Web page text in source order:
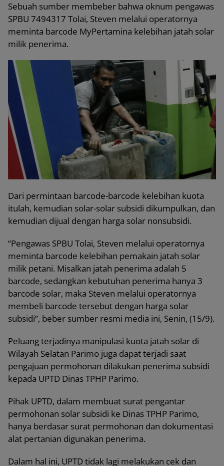
Sebuah sumber membeber bahwa oknum pengawas
SPBU 7494317 Tolai, Steven melalui operatornya
meminta barcode MyPertamina kelebihan jatah solar
milik penerima.
Dari permintaan barcode-barcode kelebihan kuota
itulah, kemudian solar-solar subsidi dikumpulkan, dan
kemudian dijual dengan harga solar nonsubsidi.
“Pengawas SPBU Tolai, Steven melalui operatornya
meminta barcode kelebihan pemakain jatah solar
milik petani. Misalkan jatah penerima adalah 5
barcode, sedangkan kebutuhan penerima hanya 3
barcode solar, maka Steven melalui operatornya
membeli barcode tersebut dengan harga solar
subsidi”, beber sumber resmi media ini, Senin, (15/9).
Peluang terjadinya manipulasi kuota jatah solar di
Wilayah Selatan Parimo juga dapat terjadi saat
pengajuan permohonan dilakukan penerima subsidi
kepada UPTD Dinas TPHP Parimo.
Pihak UPTD, dalam membuat surat pengantar
permohonan solar subsidi ke Dinas TPHP Parimo,
hanya berdasar surat permohonan dan dokumentasi
alat pertanian digunakan penerima.
Dalam hal ini, UPTD tidak lagi melakukan cek dan